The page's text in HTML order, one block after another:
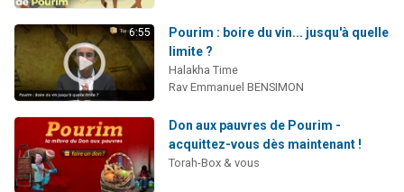
6:55
Pourim : boire du vin... jusqu'à quelle
limite ?
Halakha Time
Rav Emmanuel BENSIMON
Don aux pauvres de Pourim -
acquittez-vous dès maintenant !
Torah-Box & vous